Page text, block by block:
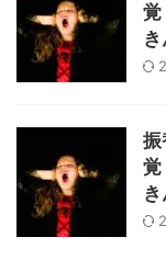
覚
振
覚